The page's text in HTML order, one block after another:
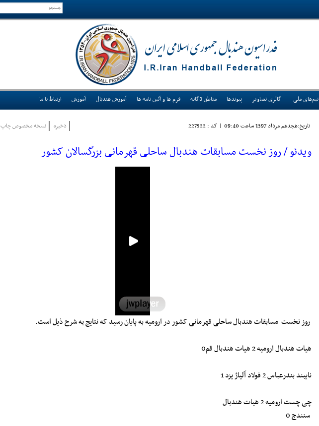
تیم‌های ملی گالری تصاویر پیوندها مناطق 8گانه فرم ها و آئین نامه ها آموزش هندبال آموزش ارتباط با ما
تاريخ:هجدهم مرداد 1397 ساعت 09:40 | کد : 227522 ذخيره نسخه مخصوص چاپ
ویدئو / روز نخست مسابقات هندبال ساحلی قهرمانی بزرگسالان کشور
روز نخست مسابقات هندبال ساحلی قهرمانی کشور در ارومیه به پایان رسید که نتایج به شرح ذیل است.
هیات هندبال ارومیه 2 هیات هندبال قم0
نایبند بندرعباس 2 فولاد آلیاژ یزد 1
چی چست ارومیه 2 هیات هندبال
سنندج 0